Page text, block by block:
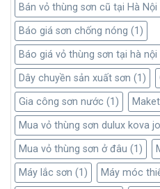
Bán vỏ thùng sơn cũ tại Hà Nội
Báo giá sơn chống nóng (1)
Báo giá vỏ thùng sơn tại hà nội
Dây chuyền sản xuất sơn (1)
Gia công sơn nước (1)
Mua vỏ thùng sơn dulux kova
Mua vỏ thùng sơn ở đâu (1)
Máy lắc sơn (1) Máy móc
nay
5/5 - (3 bình